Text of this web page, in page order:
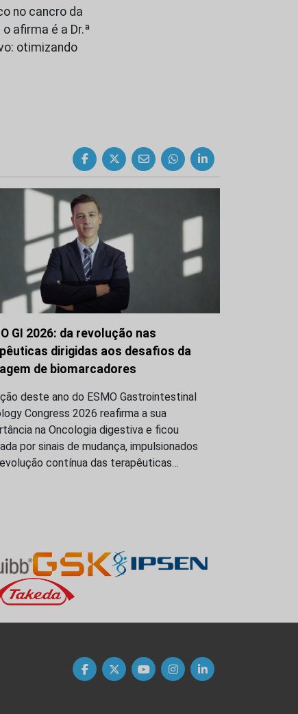
no cancro da
afirma é a Dr.ª
otimizando
GI 2026: da revolução nas
dirigidas aos desafios da
de biomarcadores
deste ano do ESMO Gastrointestinal
Congress 2026 reafirma a sua
na Oncologia digestiva e ficou
por sinais de mudança, impulsionados
contínua das terapêuticas…